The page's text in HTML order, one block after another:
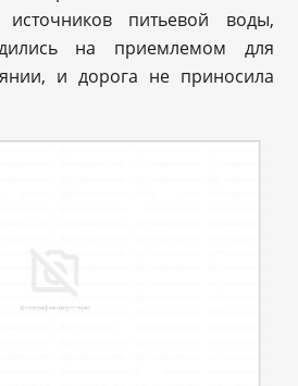
питьевой воды,
на приемлемом для
и дорога не приносила